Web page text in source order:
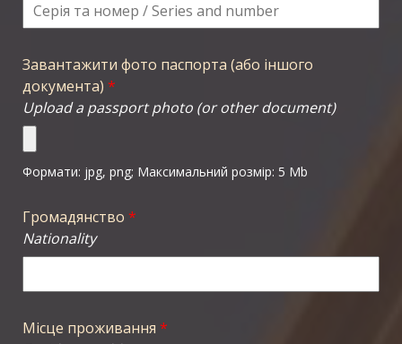
Завантажити фото паспорта (або іншого
документа) *
Upload a passport photo (or other document)
Формати: jpg, png; Максимальний розмір: 5 Mb
Громадянство *
Nationality
Місце проживання *